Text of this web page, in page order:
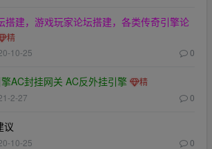
搭建，游戏玩家论坛搭建，各类传奇引擎论
10-25 0
AC封挂网关 AC反外挂引擎
2-27 0
议
10-25 0